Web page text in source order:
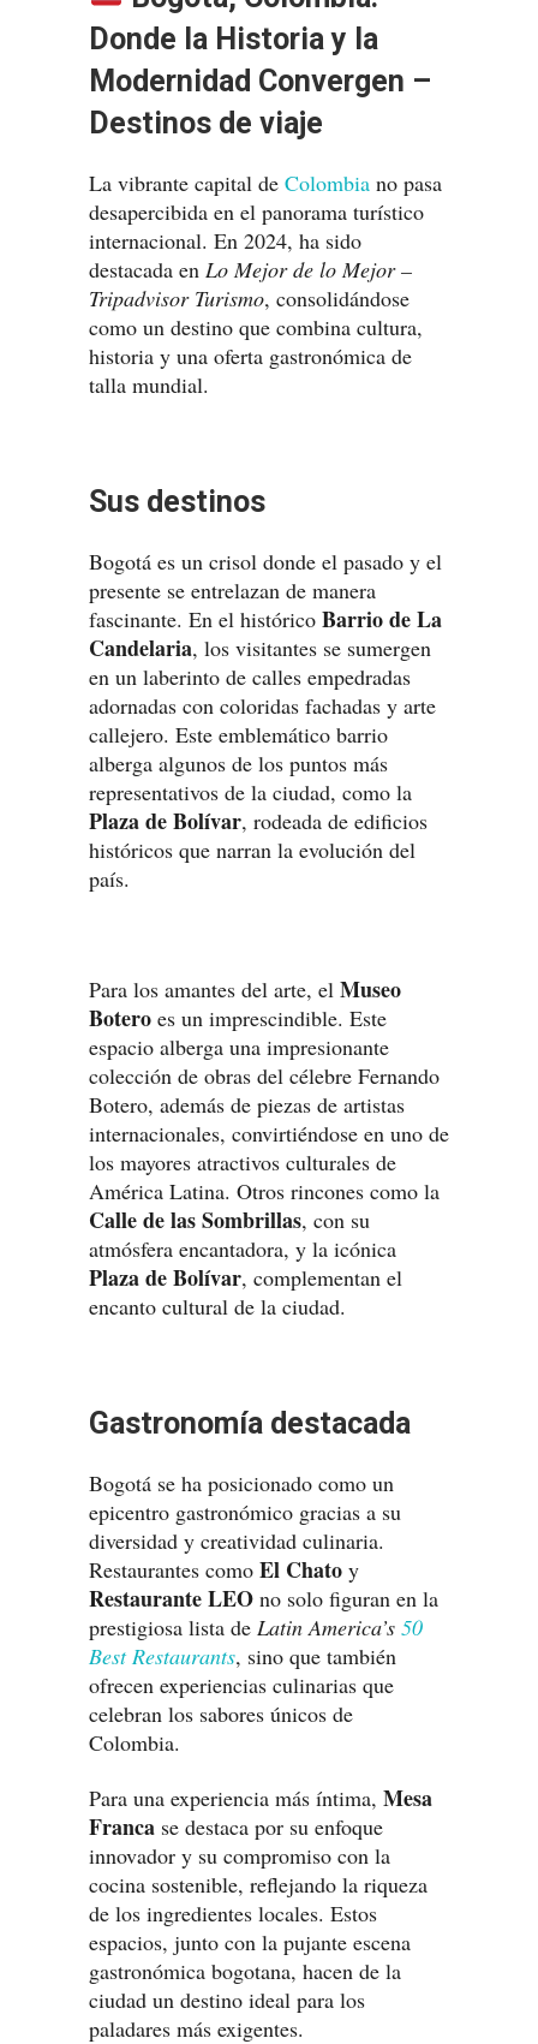
Donde la Historia y la
Modernidad Convergen –
Destinos de viaje
La vibrante capital de Colombia no pasa
desapercibida en el panorama turístico
internacional. En 2024, ha sido
destacada en Lo Mejor de lo Mejor –
Tripadvisor Turismo, consolidándose
como un destino que combina cultura,
historia y una oferta gastronómica de
talla mundial.
Sus destinos
Bogotá es un crisol donde el pasado y el
presente se entrelazan de manera
fascinante. En el histórico Barrio de La
Candelaria, los visitantes se sumergen
en un laberinto de calles empedradas
adornadas con coloridas fachadas y arte
callejero. Este emblemático barrio
alberga algunos de los puntos más
representativos de la ciudad, como la
Plaza de Bolívar, rodeada de edificios
históricos que narran la evolución del
país.
Para los amantes del arte, el Museo
Botero es un imprescindible. Este
espacio alberga una impresionante
colección de obras del célebre Fernando
Botero, además de piezas de artistas
internacionales, convirtiéndose en uno de
los mayores atractivos culturales de
América Latina. Otros rincones como la
Calle de las Sombrillas, con su
atmósfera encantadora, y la icónica
Plaza de Bolívar, complementan el
encanto cultural de la ciudad.
Gastronomía destacada
Bogotá se ha posicionado como un
epicentro gastronómico gracias a su
diversidad y creatividad culinaria.
Restaurantes como El Chato y
Restaurante LEO no solo figuran en la
prestigiosa lista de Latin America’s 50
Best Restaurants, sino que también
ofrecen experiencias culinarias que
celebran los sabores únicos de
Colombia.
Para una experiencia más íntima, Mesa
Franca se destaca por su enfoque
innovador y su compromiso con la
cocina sostenible, reflejando la riqueza
de los ingredientes locales. Estos
espacios, junto con la pujante escena
gastronómica bogotana, hacen de la
ciudad un destino ideal para los
paladares más exigentes.